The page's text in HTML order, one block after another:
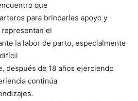
que
para brindarles apoyo y
el
la labor de parto, especialmente
después de 18 años ejerciendo
continúa